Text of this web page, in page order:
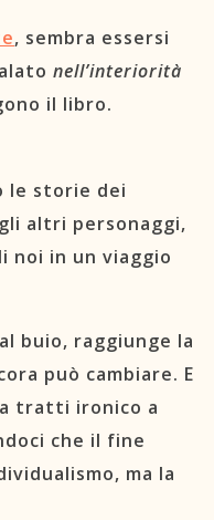
, sembra essersi
nell’interiorità
il libro.
le storie dei
altri personaggi,
noi in un viaggio
buio, raggiunge la
può cambiare. E
tratti ironico a
che il fine
ma la